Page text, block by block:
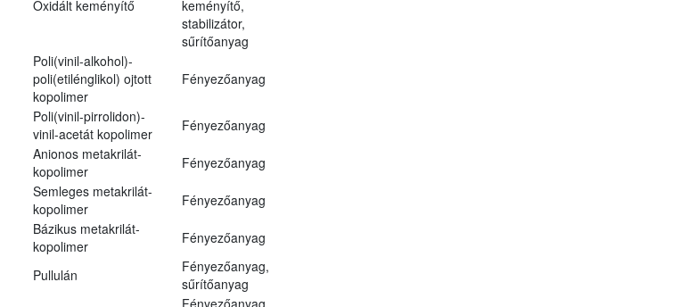
Oxidált keményítő
keményítő,
stabilizátor,
sűrítőanyag
Poli(vinil-alkohol)-
poli(etilénglikol) ojtott
kopolimer
Fényezőanyag
Poli(vinil-pirrolidon)-
vinil-acetát kopolimer
Fényezőanyag
Anionos metakrilát-
kopolimer
Fényezőanyag
Semleges metakrilát-
kopolimer
Fényezőanyag
Bázikus metakrilát-
kopolimer
Fényezőanyag
Pullulán
Fényezőanyag,
sűrítőanyag
Fényezőanyag,